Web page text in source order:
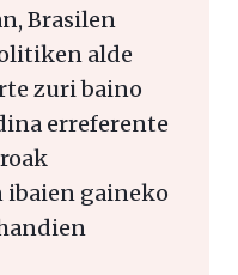
Brasilen
alde
zuri baino
erreferente
gaineko